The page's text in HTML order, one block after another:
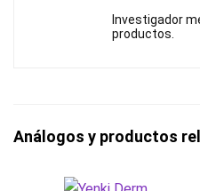
Investigador
productos.
Análogos y productos